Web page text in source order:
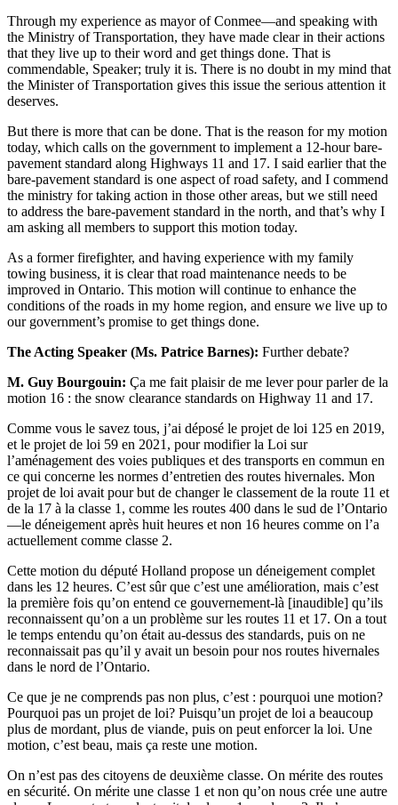
Through my experience as mayor of Conmee—and speaking with
the Ministry of Transportation, they have made clear in their actions
that they live up to their word and get things done. That is
commendable, Speaker; truly it is. There is no doubt in my mind that
the Minister of Transportation gives this issue the serious attention it
deserves.
But there is more that can be done. That is the reason for my motion
today, which calls on the government to implement a 12-hour bare-
pavement standard along Highways 11 and 17. I said earlier that the
bare-pavement standard is one aspect of road safety, and I commend
the ministry for taking action in those other areas, but we still need
to address the bare-pavement standard in the north, and that’s why I
am asking all members to support this motion today.
As a former firefighter, and having experience with my family
towing business, it is clear that road maintenance needs to be
improved in Ontario. This motion will continue to enhance the
conditions of the roads in my home region, and ensure we live up to
our government’s promise to get things done.
The Acting Speaker (Ms. Patrice Barnes): Further debate?
M. Guy Bourgouin: Ça me fait plaisir de me lever pour parler de la
motion 16 : the snow clearance standards on Highway 11 and 17.
Comme vous le savez tous, j’ai déposé le projet de loi 125 en 2019,
et le projet de loi 59 en 2021, pour modifier la Loi sur
l’aménagement des voies publiques et des transports en commun en
ce qui concerne les normes d’entretien des routes hivernales. Mon
projet de loi avait pour but de changer le classement de la route 11 et
de la 17 à la classe 1, comme les routes 400 dans le sud de l’Ontario
—le déneigement après huit heures et non 16 heures comme on l’a
actuellement comme classe 2.
Cette motion du député Holland propose un déneigement complet
dans les 12 heures. C’est sûr que c’est une amélioration, mais c’est
la première fois qu’on entend ce gouvernement-là [inaudible] qu’ils
reconnaissent qu’on a un problème sur les routes 11 et 17. On a tout
le temps entendu qu’on était au-dessus des standards, puis on ne
reconnaissait pas qu’il y avait un besoin pour nos routes hivernales
dans le nord de l’Ontario.
Ce que je ne comprends pas non plus, c’est : pourquoi une motion?
Pourquoi pas un projet de loi? Puisqu’un projet de loi a beaucoup
plus de mordant, plus de viande, puis on peut enforcer la loi. Une
motion, c’est beau, mais ça reste une motion.
On n’est pas des citoyens de deuxième classe. On mérite des routes
en sécurité. On mérite une classe 1 et non qu’on nous crée une autre